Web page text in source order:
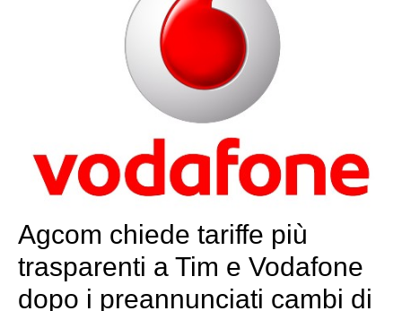
Agcom chiede tariffe più
trasparenti a Tim e Vodafone
dopo i preannunciati cambi di